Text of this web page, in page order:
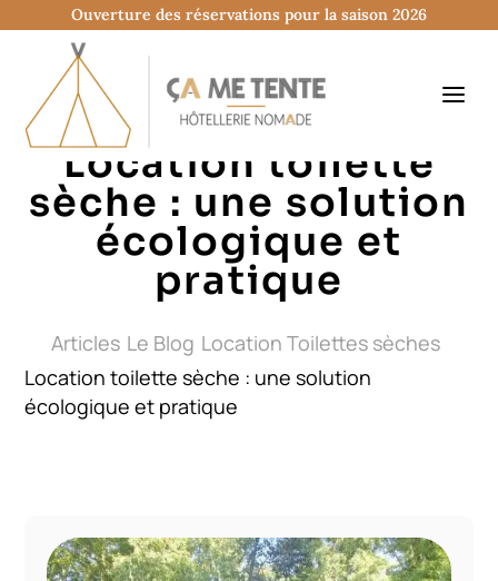
Ouverture des réservations pour la saison 2026
Location toilette
sèche : une solution
écologique et
pratique
Articles Le Blog Location Toilettes sèches
Location toilette sèche : une solution
écologique et pratique